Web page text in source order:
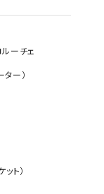
ーチェ
ー）
ト）